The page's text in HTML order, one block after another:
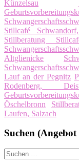
Künzelsau
Stillcafé
Stillberatung
Altglienicke
Lauf an der Pegnitz
Rodenberg,
Öschelbronn
Laufen, Salzach
Suchen
Suche
nach: